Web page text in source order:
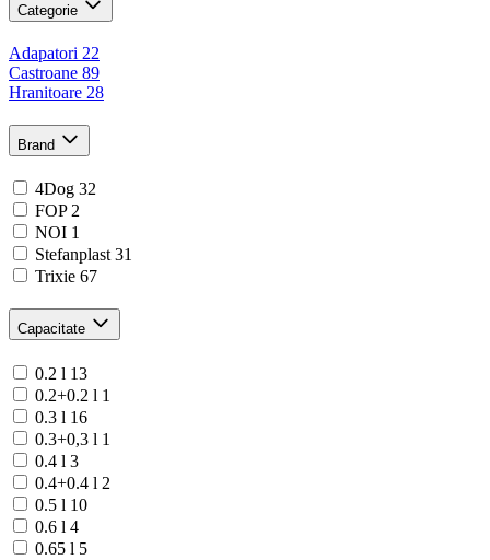
Categorie
Adapatori 22
Castroane 89
Hranitoare 28
Brand
4Dog 32
FOP 2
NOI 1
Stefanplast 31
Trixie 67
Capacitate
0.2 l 13
0.2+0.2 l 1
0.3 l 16
0.3+0,3 l 1
0.4 l 3
0.4+0.4 l 2
0.5 l 10
0.6 l 4
0.65 l 5